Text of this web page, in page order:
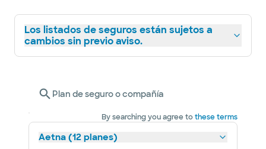
Los listados de seguros están sujetos a
cambios sin previo aviso.
Plan de seguro o compañía
By searching you agree tothese terms
Aetna (12 planes)